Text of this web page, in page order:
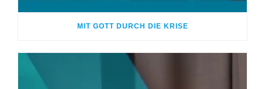
MIT GOTT DURCH DIE KRISE